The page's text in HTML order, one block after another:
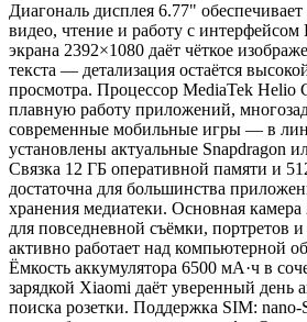
Диагональ дисплея 6.77"
видео, чтение и работу с
экрана 2392×1080 даёт чёткое
текста — детализация остаётся
просмотра. Процессор MediaTek Helio
плавную работу приложений,
современные мобильные игры — в
установлены актуальные Snapdragon
Связка 12 ГБ оперативной памяти и
достаточна для большинства
хранения медиатеки. Основная
для повседневной съёмки, портретов
активно работает над компьютерной
Ёмкость аккумулятора 6500 мА·ч в
зарядкой Xiaomi даёт уверенный день
поиска розетки. Поддержка SIM: